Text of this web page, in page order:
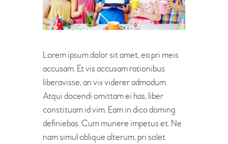
Lorem ipsum dolor sit amet, ea pri meis
accusam. Et vis accusam rationibus
liberavisse, an vix viderer admodum.
Atqui docendi omittam ei has, liber
constituam id vim. Eam in dico doming
definiebas. Cum munere impetus et. Ne
nam simul oblique alterum, pri solet